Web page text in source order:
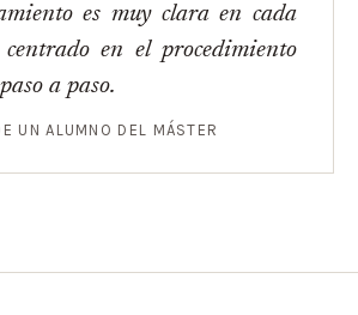
es muy clara en cada
centrado en el procedimiento
a paso.
UN ALUMNO DEL MÁSTER